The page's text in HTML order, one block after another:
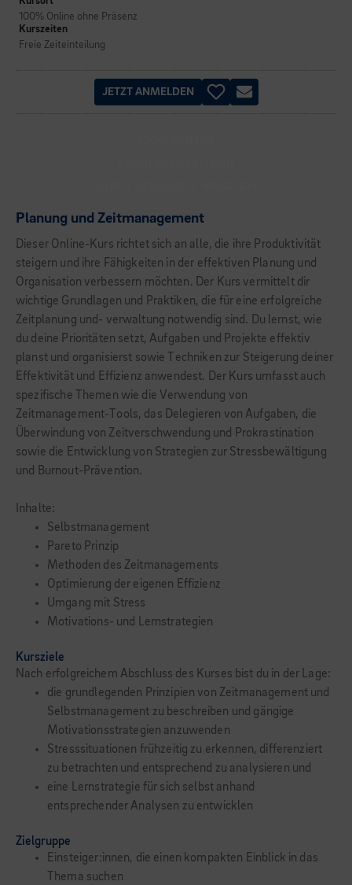
100% Online ohne Präsenz
Kurszeiten
Freie Zeiteinteilung
JETZT ANMELDEN
Planung und Zeitmanagement
Dieser Online-Kurs richtet sich an alle, die ihre Produktivität
steigern und ihre Fähigkeiten in der effektiven Planung und
Organisation verbessern möchten. Der Kurs vermittelt dir
wichtige Grundlagen und Praktiken, die für eine erfolgreiche
Zeitplanung und- verwaltung notwendig sind. Du lernst, wie
du deine Prioritäten setzt, Aufgaben und Projekte effektiv
planst und organisierst sowie Techniken zur Steigerung deiner
Effektivität und Effizienz anwendest. Der Kurs umfasst auch
spezifische Themen wie die Verwendung von
Zeitmanagement-Tools, das Delegieren von Aufgaben, die
Überwindung von Zeitverschwendung und Prokrastination
sowie die Entwicklung von Strategien zur Stressbewältigung
und Burnout-Prävention.
Inhalte:
Selbstmanagement
Pareto Prinzip
Methoden des Zeitmanagements
Optimierung der eigenen Effizienz
Umgang mit Stress
Motivations- und Lernstrategien
Kursziele
Nach erfolgreichem Abschluss des Kurses bist du in der Lage:
die grundlegenden Prinzipien von Zeitmanagement und
Selbstmanagement zu beschreiben und gängige
Motivationsstrategien anzuwenden
Stresssituationen frühzeitig zu erkennen, differenziert
zu betrachten und entsprechend zu analysieren und
eine Lernstrategie für sich selbst anhand
entsprechender Analysen zu entwicklen
Zielgruppe
Einsteiger:innen, die einen kompakten Einblick in das
Thema suchen